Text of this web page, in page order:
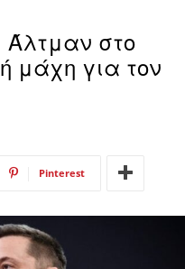
Άλτμαν στο
μάχη για τον
Pinterest